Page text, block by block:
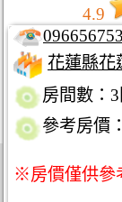
4.9
花蓮縣花
房間數：3
參考房價
※房價僅供參